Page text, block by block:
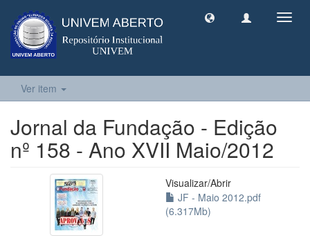
Ver item
Jornal da Fundação - Edição
nº 158 - Ano XVII Maio/2012
Visualizar/Abrir
JF - Maio 2012.pdf
(6.317Mb)